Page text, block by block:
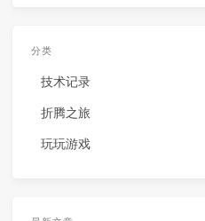
分类
技术记录
折腾之旅
玩玩游戏